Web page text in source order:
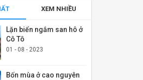
XEM NHIỀU
Lặn biển ngắm san hô ở
Cô Tô
01 - 08 - 2023
Bốn mùa ở cao nguyên